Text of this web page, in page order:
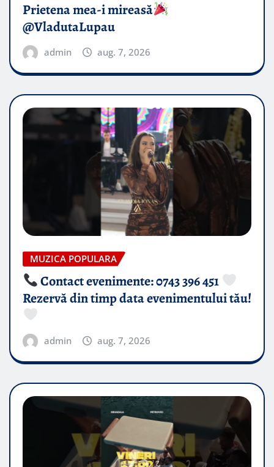
Prietena mea-i mireasă​
@VladutaLupau
admin aug. 7, 2026
MUZICA POPULARA
Contact evenimente: 0743 396 451
Rezervă din timp data evenimentului tău!
admin aug. 7, 2026